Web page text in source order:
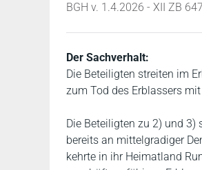
BGH v. 1.4.2026 - XII ZB
Der Sachverhalt:
Die Beteiligten streiten im
zum Tod des Erblassers
Die Beteiligten zu 2) und 3)
bereits an mittelgradiger
kehrte in ihr Heimatland